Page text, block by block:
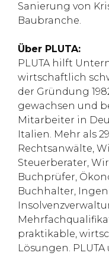
Sanierung von
Baubranche.
Über PLUTA:
PLUTA hilft
wirtschaftlich
der Gründung
gewachsen und
Mitarbeiter in
Italien. Mehr als
Rechtsanwälte,
Steuerberater,
Buchprüfer,
Buchhalter,
praktikable,
Lösungen.